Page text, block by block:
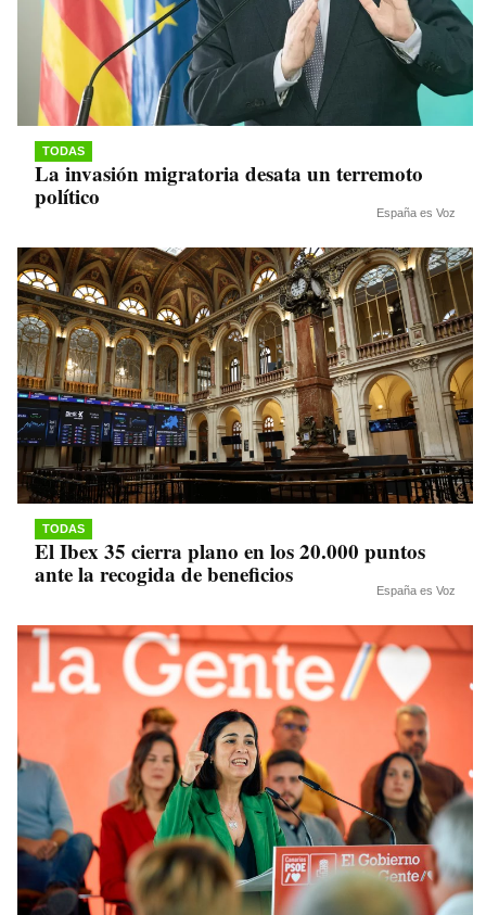
TODAS
La invasión migratoria desata un terremoto
político
España es Voz
TODAS
El Ibex 35 cierra plano en los 20.000 puntos
ante la recogida de beneficios
España es Voz